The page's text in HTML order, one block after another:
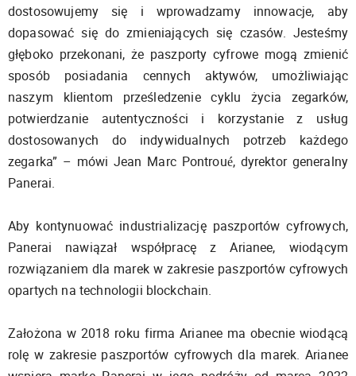
dostosowujemy się i wprowadzamy innowacje, aby
dopasować się do zmieniających się czasów. Jesteśmy
głęboko przekonani, że paszporty cyfrowe mogą zmienić
sposób posiadania cennych aktywów, umożliwiając
naszym klientom prześledzenie cyklu życia zegarków,
potwierdzanie autentyczności i korzystanie z usług
dostosowanych do indywidualnych potrzeb każdego
zegarka” – mówi Jean Marc Pontroué, dyrektor generalny
Panerai.
Aby kontynuować industrializację paszportów cyfrowych,
Panerai nawiązał współpracę z Arianee, wiodącym
rozwiązaniem dla marek w zakresie paszportów cyfrowych
opartych na technologii blockchain.
Założona w 2018 roku firma Arianee ma obecnie wiodącą
rolę w zakresie paszportów cyfrowych dla marek. Arianee